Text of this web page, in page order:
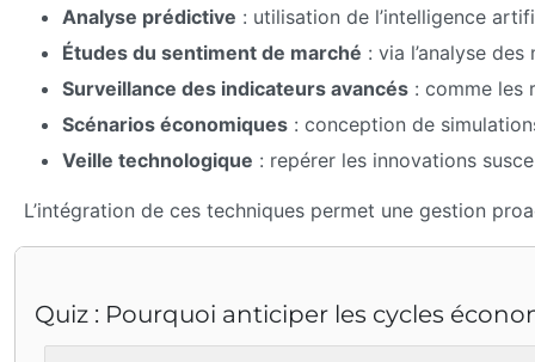
Analyse prédictive : utilisation de l’intelligence
Études du sentiment de marché : via l’analyse
Surveillance des indicateurs avancés : comme les
Scénarios économiques : conception de
Veille technologique : repérer les innovations
L’intégration de ces techniques permet une gestion
Quiz : Pourquoi anticiper les cycles